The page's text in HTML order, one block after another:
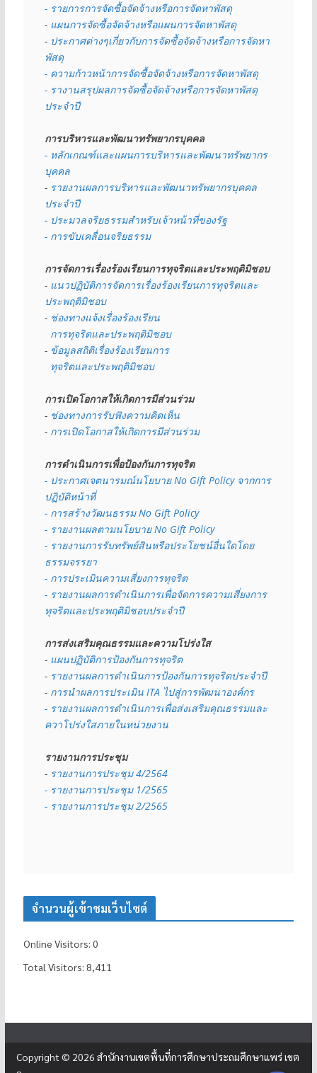
- รายการการจัดซื้อจัดจ้างหรือการจัดหาพัสดุ
- แผนการจัดซื้อจัดจ้างหรือแผนการจัดหาพัสดุ
- ประกาศต่างๆเกี่ยวกับการจัดซื้อจัดจ้างหรือการจัดหา
พัสดุ
- ความก้าวหน้าการจัดซื้อจัดจ้างหรือการจัดหาพัสดุ
- รางานสรุปผลการจัดซื้อจัดจ้างหรือการจัดหาพัสดุ
ประจำปี
การบริหารและพัฒนาทรัพยากรบุคคล
- หลักเกณฑ์และแผนการบริหารและพัฒนาทรัพยากร
บุคคล
- รายงานผลการบริหารและพัฒนาทรัพยากรบุคคล
ประจำปี
- ประมวลจริยธรรมสำหรับเจ้าหน้าที่ของรัฐ
- การขับเคลื่อนจริยธรรม
การจัดการเรื่องร้องเรียนการทุจริตและประพฤติมิชอบ
- แนวปฏิบัติการจัดการเรื่องร้องเรียนการทุจริตและ
ประพฤติมิชอบ
- ช่องทางแจ้งเรื่องร้องเรียน
  การทุจริตและประพฤติมิชอบ
- ข้อมูลสถิติเรื่องร้องเรียนการ
  ทุจริตและประพฤติมิชอบ
การเปิดโอกาสให้เกิดการมีส่วนร่วม
- ช่องทางการรับฟังความคิดเห็น
- การเปิดโอกาสให้เกิดการมีส่วนร่วม
การดำเนินการเพื่อป้องกันการทุจริต
- ประกาศเจตนารมณ์นโยบาย No Gift Policy จากการ
ปฏิบัติหน้าที่
- การสร้างวัฒนธรรม No Gift Policy
- รายงานผลตามนโยบาย No Gift Policy
- รายงานการรับทรัพย์สินหรือประโยชน์อื่นใดโดย
ธรรมจรรยา
- การประเมินความเสี่ยงการทุจริต
- รายงานผลการดำเนินการเพื่อจัดการความเสี่ยงการ
ทุจริตและประพฤติมิชอบประจำปี
การส่งเสริมคุณธรรมและความโปร่งใส
- แผนปฏิบัติการป้องกันการทุจริต
- รายงานผลการดำเนินการป้องกันการทุจริตประจำปี
- การนำผลการประเมิน ITA ไปสู่การพัฒนาองค์กร
- รายงานผลการดำเนินการเพื่อส่งเสริมคุณธรรมและ
ควาโปร่งใสภายในหน่วยงาน
รายงานการประชุม
- รายงานการประชุม 4/2564
- รายงานการประชุม 1/2565
- รายงานการประชุม 2/2565
จำนวนผู้เข้าชมเว็บไซต์
Online Visitors: 0
Total Visitors: 8,411
Copyright © 2026 สำนักงานเขตพื้นที่การศึกษาประถมศึกษาแพร่ เขต